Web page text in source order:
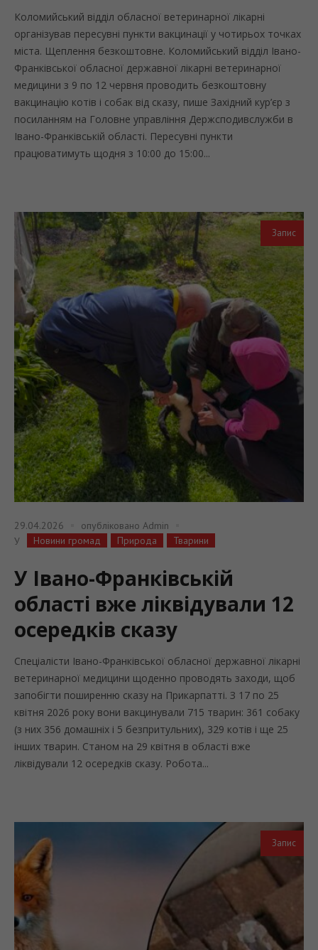
Коломийський відділ обласної ветеринарної лікарні
організував пересувні пункти вакцинації у чотирьох точках
міста. Щеплення безкоштовне. Коломийський відділ Івано-
Франківської обласної державної лікарні ветеринарної
медицини з 9 по 12 червня проводить безкоштовну
вакцинацію котів і собак від сказу, пише Західний кур’єр з
посиланням на Головне управління Держсподивслужби в
Івано-Франківській області. Пересувні пункти
працюватимуть щодня з 10:00 до 15:00...
Запис
29.04.2026 опубліковано Admin
У
Новини громад Природа Тварини
У Івано-Франківській
області вже ліквідували 12
осередків сказу
Спеціалісти Івано-Франківської обласної державної лікарні
ветеринарної медицини щоденно проводять заходи, щоб
запобігти поширенню сказу на Прикарпатті. З 17 по 25
квітня 2026 року вони вакцинували 715 тварин: 361 собаку
(з них 356 домашніх і 5 безпритульних), 329 котів і ще 25
інших тварин. Станом на 29 квітня в області вже
ліквідували 12 осередків сказу. Робота...
Запис